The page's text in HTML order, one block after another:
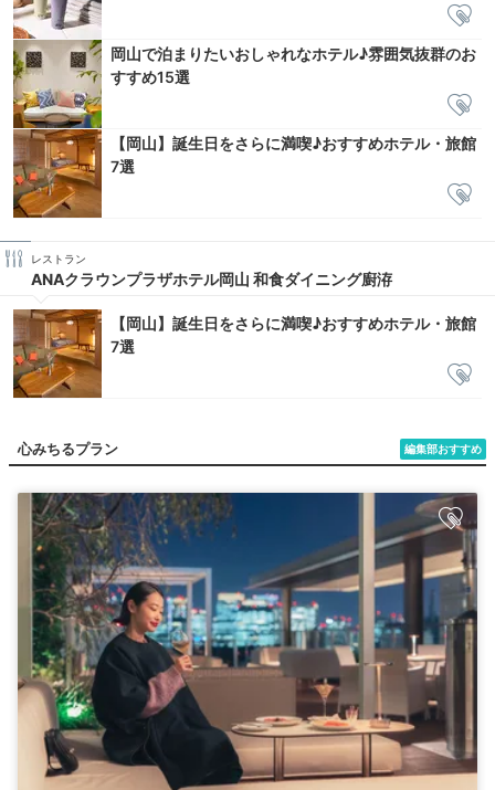
岡山で泊まりたいおしゃれなホテル♪雰囲気抜群のお
すすめ15選
【岡山】誕生日をさらに満喫♪おすすめホテル・旅館
7選
レストラン
ANAクラウンプラザホテル岡山 和食ダイニング廚洊
【岡山】誕生日をさらに満喫♪おすすめホテル・旅館
7選
編集部おすすめ
心みちるプラン